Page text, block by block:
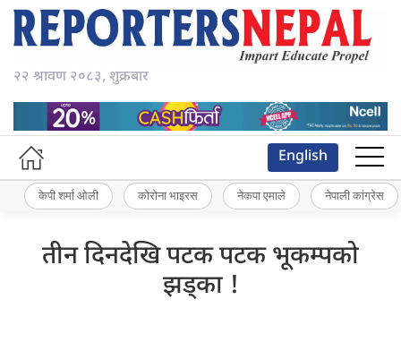
२२ श्रावण २०८३, शुक्रबार
English
केपी शर्मा ओली कोरोना भाइरस नेकपा एमाले नेपाली कांग्रेस
तीन दिनदेखि पटक पटक भूकम्पको
झड्का !